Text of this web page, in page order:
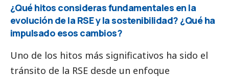
¿Qué hitos consideras fundamentales en la
evolución de la RSE y la sostenibilidad? ¿Qué ha
impulsado esos cambios?
Uno de los hitos más significativos ha sido el
tránsito de la RSE desde un enfoque